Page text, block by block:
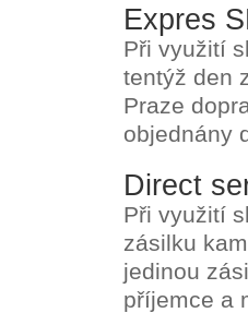
Expres
Při využití
tentýž den
Praze
objednány
Direct
Při využití
zásilku
jedinou
příjemce a